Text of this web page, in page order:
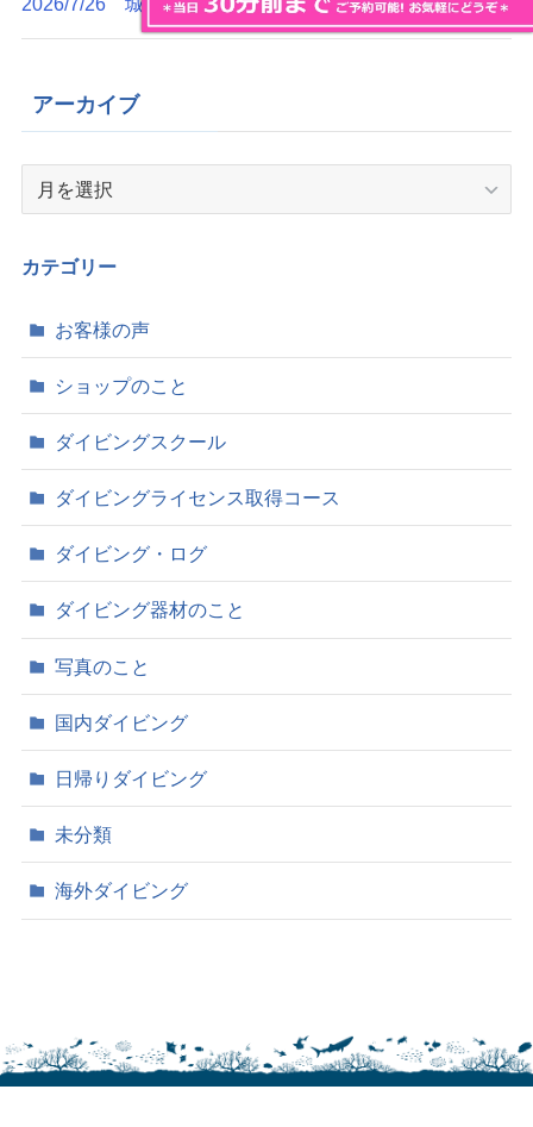
アーカイブ
イ
カテゴリー
お客様の声
ショップのこと
ダイビングスクール
ダイビングライセンス取得コース
ダイビング・ログ
ダイビング器材のこと
写真のこと
国内ダイビング
日帰りダイビング
未分類
海外ダイビング